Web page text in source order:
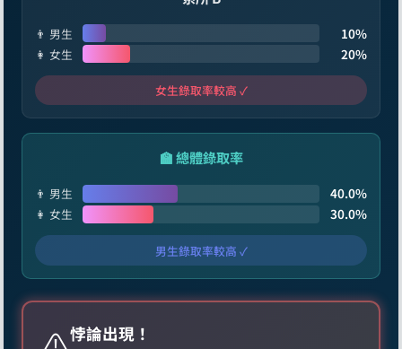
👨 男生 10%
👩 女生 20%
女生錄取率較高 ✓
🏫 總體錄取率
👨 男生 40.0%
👩 女生 30.0%
男生錄取率較高 ✓
悖論出現！